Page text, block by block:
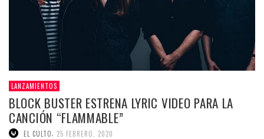
LANZAMIENTOS
BLOCK BUSTER ESTRENA LYRIC VIDEO PARA LA
CANCIÓN “FLAMMABLE”
EL CULTO 25 FEBRERO, 2020